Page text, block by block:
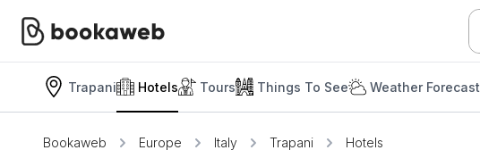
Trapani Hotels Tours Things To See Weather Forecast
Bookaweb Europe Italy Trapani Hotels